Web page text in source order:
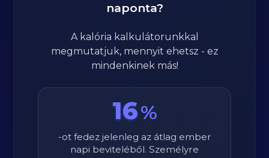
naponta?
A kalória kalkulátorunkkal
megmutatjuk, mennyit ehetsz - ez
mindenkinek más!
16%
-ot fedez jelenleg az átlag ember
napi beviteléből. Személyre